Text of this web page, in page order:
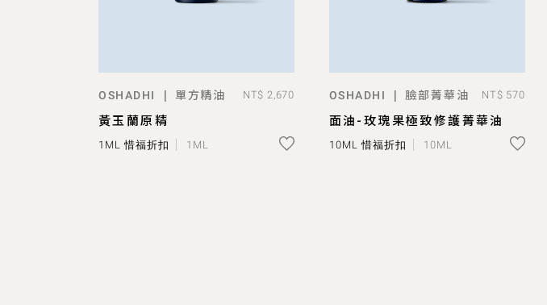
ADD TO BAG
OSHADHI | 單方精油 NT$ 2,670
黃玉蘭原精
1ML 惜福折扣 1ML
已售完
OSHADHI | 臉部菁華油 NT$ 570
面油-玫瑰果極致修護菁華油
10ML 惜福折扣 10ML